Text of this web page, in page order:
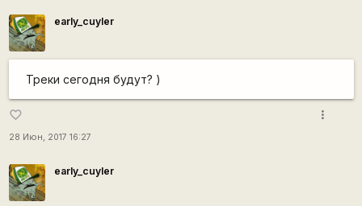
early_cuyler
Треки сегодня будут? )
favorite_border
28 Июн, 2017 16:27
more_vert
early_cuyler